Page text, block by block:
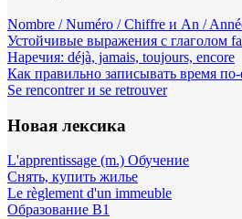
Nombre / Numéro / Chiffre и An /
Устойчивые выражения с глаголом
Наречия: déjà, jamais, toujours, encore
Как правильно записывать время
Se rencontrer и se retrouver
Новая лексика
L'apprentissage (m.) Обучение
Снять, купить жилье
Le règlement d'un immeuble
Образование B1